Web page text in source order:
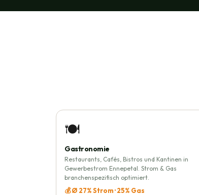
🍽️
Gastronomie
Restaurants, Cafés, Bistros und Kantinen in
Gewerbestrom Ennepetal. Strom & Gas
branchenspezifisch optimiert.
💰 Ø 27% Strom · 25% Gas